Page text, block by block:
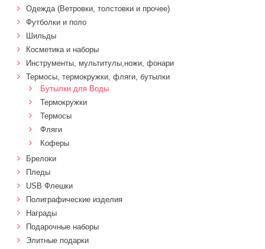
Одежда (Ветровки, толстовки и прочее)
Футболки и поло
Шильды
Косметика и наборы
Инструменты, мультитулы,ножи, фонари
Термосы, термокружки, фляги, бутылки
Бутылки для Воды
Термокружки
Термосы
Фляги
Коферы
Брелоки
Пледы
USB Флешки
Полиграфические изделия
Награды
Подарочные наборы
Элитные подарки